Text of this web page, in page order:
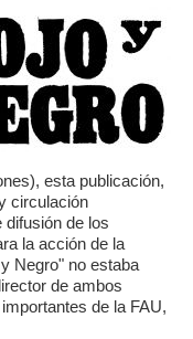
esta publicación,
circulación
de los
la acción de la
Negro" no estaba
de ambos
de la FAU,